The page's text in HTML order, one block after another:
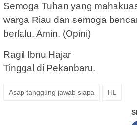
Semoga Tuhan yang
warga Riau dan semoga
berlalu. Amin. (Opini)
Ragil Ibnu Hajar
Tinggal di Pekanbaru.
Asap tanggung jawab siapa HL